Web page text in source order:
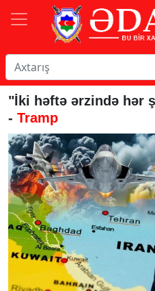
"İki həftə ərzində hər
- Tramp